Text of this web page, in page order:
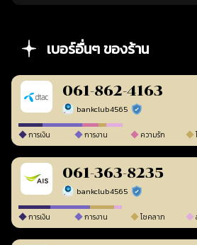
เบอร์อื่นๆ ของร้าน
061-862-4163
bankclub4565 ร้านยืนยันแล้ว
การเงิน การงาน ความรัก
061-363-8235
bankclub4565 ร้านยืนยันแล้ว
การเงิน การงาน โชคลาภ